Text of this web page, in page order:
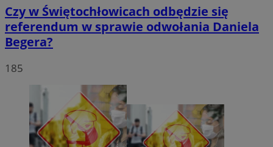
Czy w Świętochłowicach odbędzie się
referendum w sprawie odwołania Daniela
Begera?
185